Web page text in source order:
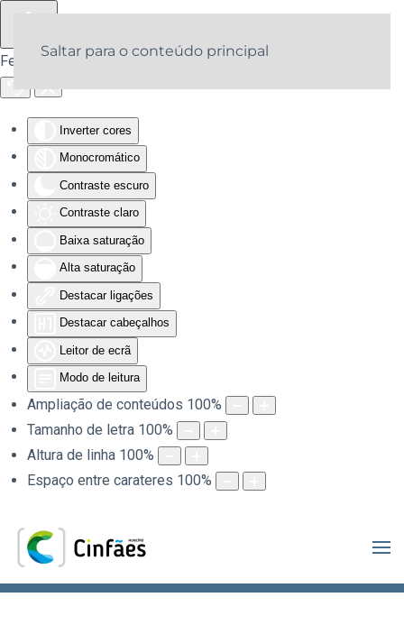
Ferramentas de acessibilidade
Inverter cores
Monocromático
Contraste escuro
Contraste claro
Baixa saturação
Alta saturação
Destacar ligações
Destacar cabeçalhos
Leitor de ecrã
Modo de leitura
Ampliação de conteúdos 100%
Tamanho de letra 100%
Altura de linha 100%
Espaço entre carateres 100%
Saltar para o conteúdo principal
.